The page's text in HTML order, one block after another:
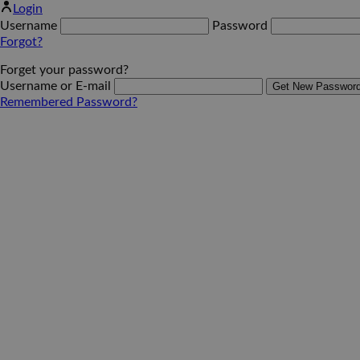
Login
Username
Password
Forgot?
Forget your password?
Username or E-mail
Remembered Password?